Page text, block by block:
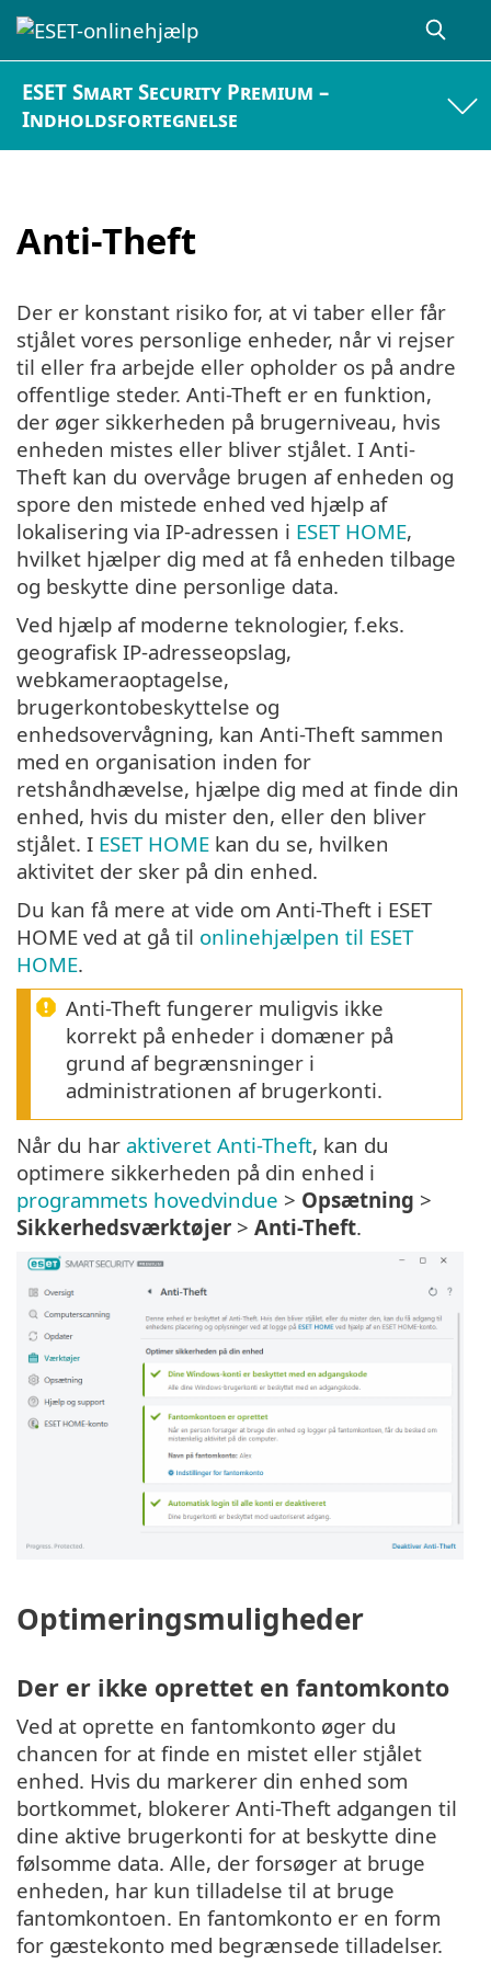
ESET Smart Security Premium –
Indholdsfortegnelse
Anti-Theft
Der er konstant risiko for, at vi taber eller får
stjålet vores personlige enheder, når vi rejser
til eller fra arbejde eller opholder os på andre
offentlige steder. Anti-Theft er en funktion,
der øger sikkerheden på brugerniveau, hvis
enheden mistes eller bliver stjålet. I Anti-
Theft kan du overvåge brugen af enheden og
spore den mistede enhed ved hjælp af
lokalisering via IP-adressen i ESET HOME,
hvilket hjælper dig med at få enheden tilbage
og beskytte dine personlige data.
Ved hjælp af moderne teknologier, f.eks.
geografisk IP-adresseopslag,
webkameraoptagelse,
brugerkontobeskyttelse og
enhedsovervågning, kan Anti-Theft sammen
med en organisation inden for
retshåndhævelse, hjælpe dig med at finde din
enhed, hvis du mister den, eller den bliver
stjålet. I ESET HOME kan du se, hvilken
aktivitet der sker på din enhed.
Du kan få mere at vide om Anti-Theft i ESET
HOME ved at gå til onlinehjælpen til ESET
HOME.
Anti-Theft fungerer muligvis ikke
korrekt på enheder i domæner på
grund af begrænsninger i
administrationen af brugerkonti.
Når du har aktiveret Anti-Theft, kan du
optimere sikkerheden på din enhed i
programmets hovedvindue > Opsætning >
Sikkerhedsværktøjer > Anti-Theft.
Optimeringsmuligheder
Der er ikke oprettet en fantomkonto
Ved at oprette en fantomkonto øger du
chancen for at finde en mistet eller stjålet
enhed. Hvis du markerer din enhed som
bortkommet, blokerer Anti-Theft adgangen til
dine aktive brugerkonti for at beskytte dine
følsomme data. Alle, der forsøger at bruge
enheden, har kun tilladelse til at bruge
fantomkontoen. En fantomkonto er en form
for gæstekonto med begrænsede tilladelser.